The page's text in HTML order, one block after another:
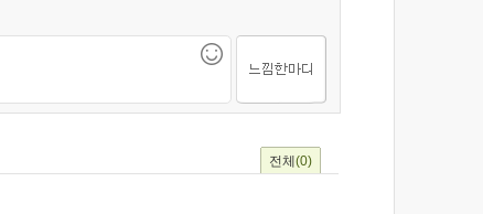
전체(0)